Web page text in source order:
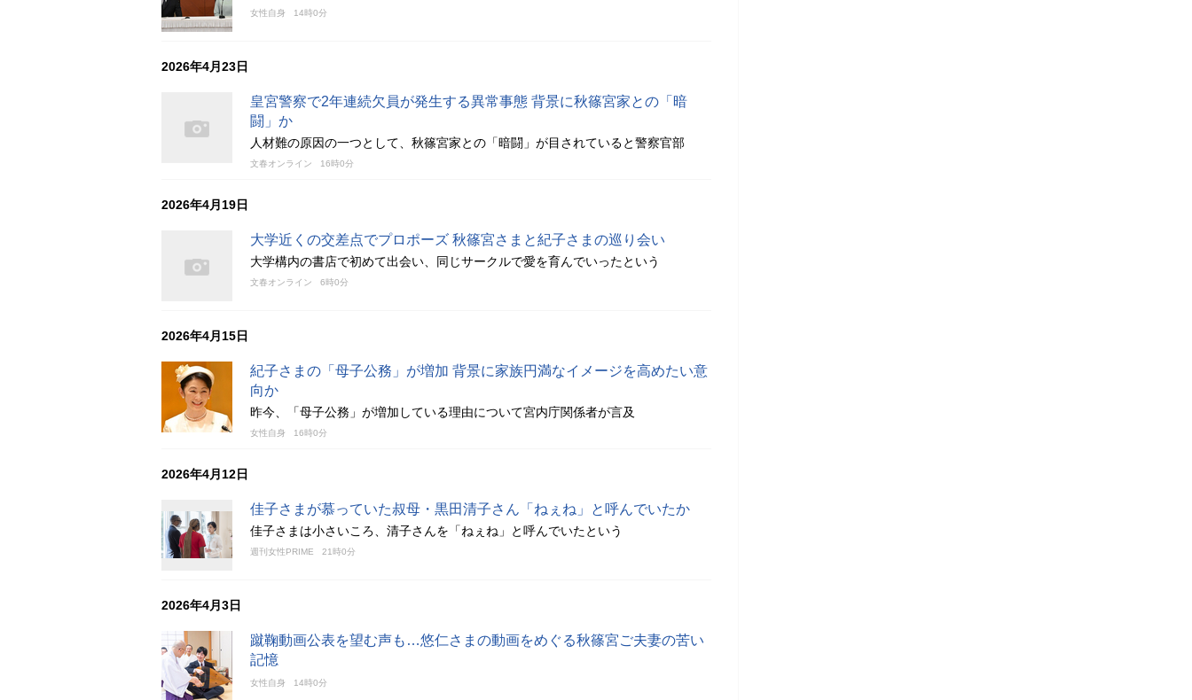
女性自身 14時0分
2026年4月23日
皇宮警察で2年連続欠員が発生する異常事態 背景に秋篠宮家との「暗
闘」か
人材難の原因の一つとして、秋篠宮家との「暗闘」が目されていると警察官部
文春オンライン 16時0分
2026年4月19日
大学近くの交差点でプロポーズ 秋篠宮さまと紀子さまの巡り会い
大学構内の書店で初めて出会い、同じサークルで愛を育んでいったという
文春オンライン 6時0分
2026年4月15日
紀子さまの「母子公務」が増加 背景に家族円満なイメージを高めたい意
向か
昨今、「母子公務」が増加している理由について宮内庁関係者が言及
女性自身 16時0分
2026年4月12日
佳子さまが慕っていた叔母・黒田清子さん「ねぇね」と呼んでいたか
佳子さまは小さいころ、清子さんを「ねぇね」と呼んでいたという
週刊女性PRIME 21時0分
2026年4月3日
蹴鞠動画公表を望む声も…悠仁さまの動画をめぐる秋篠宮ご夫妻の苦い
記憶
女性自身 14時0分